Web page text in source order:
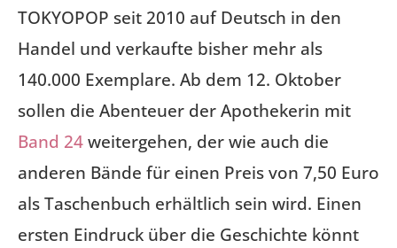
TOKYOPOP seit 2010 auf Deutsch in den
Handel und verkaufte bisher mehr als
140.000 Exemplare. Ab dem 12. Oktober
sollen die Abenteuer der Apothekerin mit
Band 24weitergehen, der wie auch die
anderen Bände für einen Preis von 7,50 Euro
als Taschenbuch erhältlich sein wird. Einen
ersten Eindruck über die Geschichte könnt